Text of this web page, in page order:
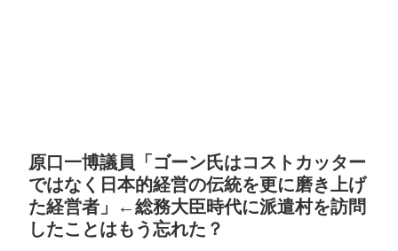
原口一博議員「ゴーン氏はコストカッター
ではなく日本的経営の伝統を更に磨き上げ
た経営者」←総務大臣時代に派遣村を訪問
したことはもう忘れた？